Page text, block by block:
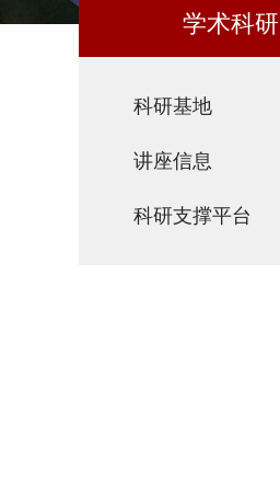
学术科研
科研基地
讲座信息
科研支撑平台